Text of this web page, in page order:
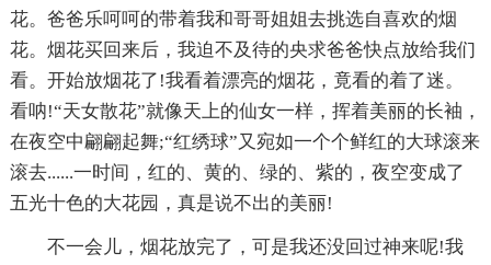
花。爸爸乐呵呵的带着我和哥哥姐姐去挑选自喜欢的烟
花。烟花买回来后，我迫不及待的央求爸爸快点放给我们
看。开始放烟花了!我看着漂亮的烟花，竟看的着了迷。
看呐!“天女散花”就像天上的仙女一样，挥着美丽的长袖，
在夜空中翩翩起舞;“红绣球”又宛如一个个鲜红的大球滚来
滚去......一时间，红的、黄的、绿的、紫的，夜空变成了
五光十色的大花园，真是说不出的美丽!
不一会儿，烟花放完了，可是我还没回过神来呢!我